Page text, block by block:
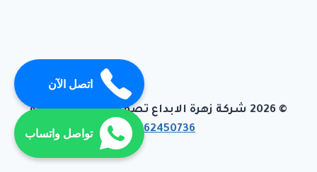
© 2026 شركة زهرة الابداع تصميم وبرمجة تيفاجو
01062450736
اتصل الآن
تواصل واتساب